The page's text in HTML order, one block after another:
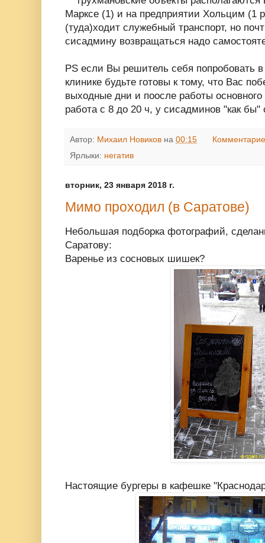
Марксе (1) и на предприятии Хольцим (1
(туда)ходит служебный транспорт, но
сисадмину возвращаться надо
PS если Вы решитель себя попробовать
клинике будьте готовы к тому, что Вас
выходные дни и поосле работы
работа с 8 до 20 ч, у сисадминов "как бы"
Автор: Михаил Новиков на 00:15
Ярлыки: негатив
вторник, 23 января 2018 г.
Мимо проходил (в Саратове)
Небольшая подборка фотографий,
Саратову:
Варенье из сосновых шишек?
Настоящие бургеры в кафешке